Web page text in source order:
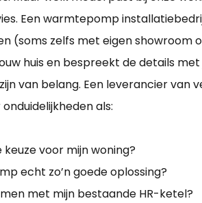
Een warmtepomp
(soms zelfs met eigen showroom
huis en bespreekt de details
van belang. Een leverancier van
als:
voor mijn woning?
echt zo’n goede oplossing?
met mijn bestaande HR-ketel?